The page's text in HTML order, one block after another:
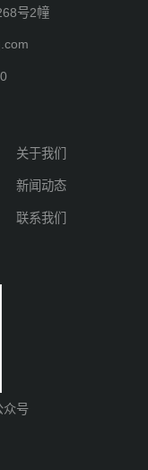
号2幢
关于我们
新闻动态
联系我们
众号